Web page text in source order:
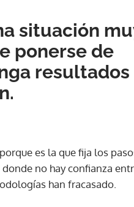
situación
ponerse de
resultados
es la que fija los
no hay confianza
han fracasado.